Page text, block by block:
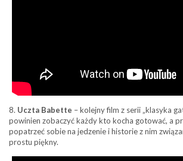
8. Uczta Babette – kolejny film z serii „klasyka
powinien zobaczyć każdy kto kocha gotować, a
popatrzeć sobie na jedzenie i historie z nim
prostu piękny.